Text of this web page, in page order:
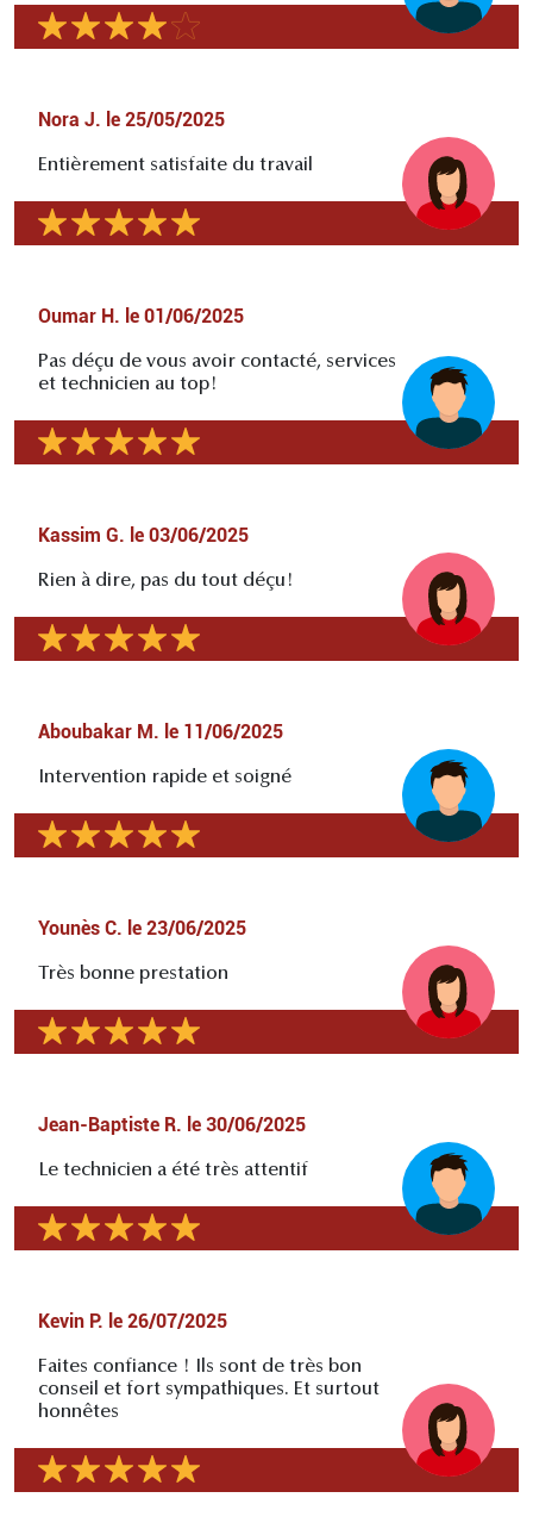
Nora J. le 25/05/2025
Entièrement satisfaite du travail
Oumar H. le 01/06/2025
Pas déçu de vous avoir contacté, services
et technicien au top!
Kassim G. le 03/06/2025
Rien à dire, pas du tout déçu!
Aboubakar M. le 11/06/2025
Intervention rapide et soigné
Younès C. le 23/06/2025
Très bonne prestation
Jean-Baptiste R. le 30/06/2025
Le technicien a été très attentif
Kevin P. le 26/07/2025
Faites confiance ! Ils sont de très bon
conseil et fort sympathiques. Et surtout
honnêtes